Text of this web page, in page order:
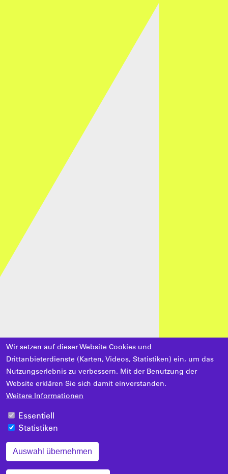
Wir setzen auf dieser Website Cookies und
Drittanbieterdienste (Karten, Videos, Statistiken) ein, um das
Nutzungserlebnis zu verbessern. Mit der Benutzung der
Website erklären Sie sich damit einverstanden.
Weitere Informationen
Essentiell
Statistiken
Auswahl übernehmen